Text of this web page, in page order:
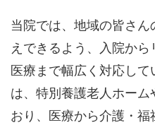
当院では、地域の皆さ
えできるよう、入院か
医療まで幅広く対応し
は、特別養護老人ホー
おり、医療から介護・